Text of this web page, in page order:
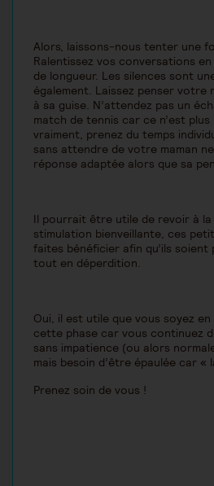
Alors, laissons-nous tenter une
Ralentissez vos conversations
de longueur. Les silences sont
également. Laissez penser votre
à sa guise. N’attendez pas un
match de tennis car ce n’est plus
vraiment, prenez du temps
sans attendre de votre maman
réponse adaptée alors que sa
Il pourrait être utile de revoir à
stimulation bienveillante, ces
faites bénéficier afin qu’ils soient
tout en déperdition.
Oui, il est utile que vous soyez
cette phase car vous continuez
sans impatience (ou alors
mais besoin d’être épaulée car «
Prenez soin de vous !